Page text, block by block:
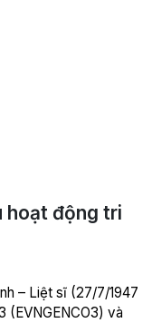
hoạt động tri
– Liệt sĩ (27/7/1947
(EVNGENCO3) và